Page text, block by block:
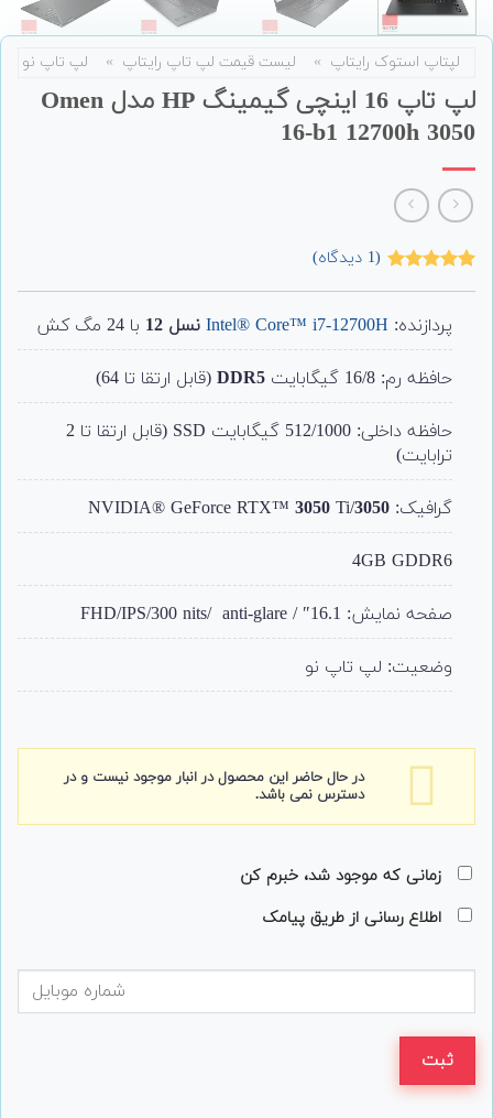
لپتاپ استوک رایتاپ » لیست قیمت لپ تاپ رایتاپ » لپ تاپ نو
لپ تاپ 16 اینچی گیمینگ HP مدل Omen
16-b1 12700h 3050
مشتری
(
1 دیدگاه)
پردازنده: Intel® Core™ i7-12700H نسل 12 با 24 مگ کش
حافظه رم: 16/8 گیگابایت DDR5(قابل ارتقا تا 64)
حافظه داخلی: 512/1000 گیگابایت SSD (قابل ارتقا تا 2
ترابایت)
گرافیک: NVIDIA® GeForce RTX™ 3050 Ti/3050
4GB GDDR6
صفحه نمایش: 16.1″ / FHD/IPS/300 nits/ anti-glare
وضعیت: لپ تاپ نو
در حال حاضر این محصول در انبار موجود نیست و در
دسترس نمی باشد.
زمانی که موجود شد، خبرم کن
اطلاع رسانی از طریق پیامک
ثبت